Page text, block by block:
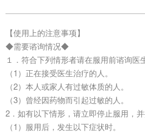
【使用上的注意事项】
◆需要谘询情况◆
１．符合下列情形者请在服用前谘询医
（1）正在接受医生治疗的人。
（2）本人或家人有过敏体质的人。
（3）曾经因药物而引起过敏的人。
2．如有以下情形，请立即停止服用，
（1）服用后，发生以下症状时。